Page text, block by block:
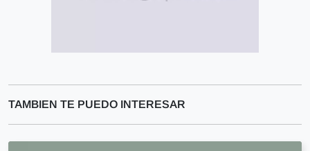
TAMBIEN TE PUEDO INTERESAR